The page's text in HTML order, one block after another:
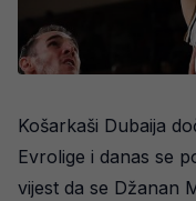
Košarkaši Dubaija
Evrolige i danas se
vijest da se Džanan